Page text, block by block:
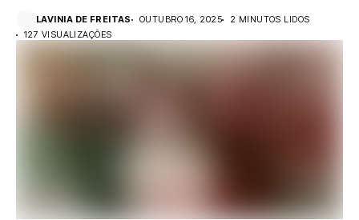
LAVINIA DE FREITAS OUTUBRO 16, 2025
2 MINUTOS LIDOS
127 VISUALIZAÇÕES